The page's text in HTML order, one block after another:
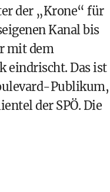
der „Krone“ für
Kanal bis
mit dem
eindrischt. Das ist
Publikum,
der SPÖ. Die